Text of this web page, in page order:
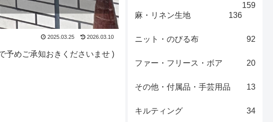
2025.03.25 2026.03.10
予めご承知おきくださいませ )
159
麻・リネン生地
136
ニット・のびる布 92
ファー・フリース・ボア 20
その他・付属品・手芸用品 13
キルティング 34